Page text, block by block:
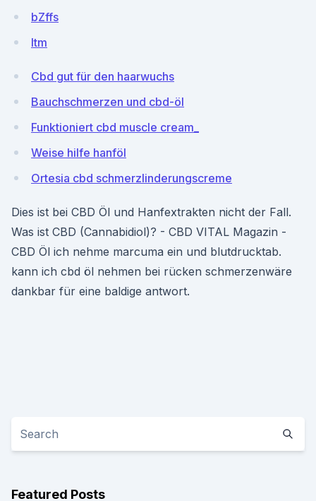
bZffs
ltm
Cbd gut für den haarwuchs
Bauchschmerzen und cbd-öl
Funktioniert cbd muscle cream_
Weise hilfe hanföl
Ortesia cbd schmerzlinderungscreme
Dies ist bei CBD Öl und Hanfextrakten nicht der Fall.
Was ist CBD (Cannabidiol)? - CBD VITAL Magazin -
CBD Öl ich nehme marcuma ein und blutdrucktab.
kann ich cbd öl nehmen bei rücken schmerzenwäre
dankbar für eine baldige antwort.
Featured Posts